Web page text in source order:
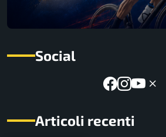
Social
Articoli recenti